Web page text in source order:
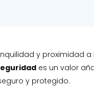
y proximidad a
es un valor
y protegido.